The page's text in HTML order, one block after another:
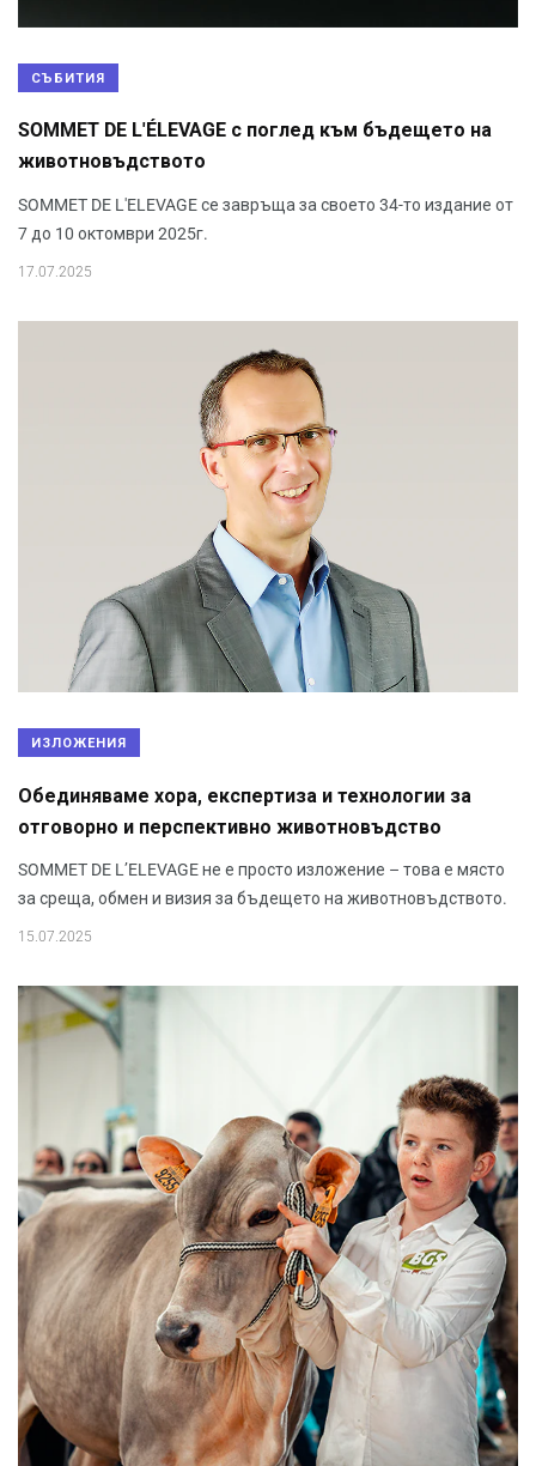
СЪБИТИЯ
SOMMET DE L'ÉLEVAGE с поглед към бъдещето на
животновъдството
SOMMET DE L'ELEVAGE се завръща за своето 34-то издание от
7 до 10 октомври 2025г.
17.07.2025
ИЗЛОЖЕНИЯ
Обединяваме хора, експертиза и технологии за
отговорно и перспективно животновъдство
SOMMET DE L’ELEVAGE не е просто изложение – това е място
за среща, обмен и визия за бъдещето на животновъдството.
15.07.2025